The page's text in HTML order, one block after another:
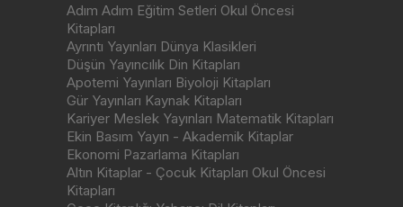
Adım Adım Eğitim Setleri Okul Öncesi
Kitapları
Ayrıntı Yayınları Dünya Klasikleri
Düşün Yayıncılık Din Kitapları
Apotemi Yayınları Biyoloji Kitapları
Gür Yayınları Kaynak Kitapları
Kariyer Meslek Yayınları Matematik Kitapları
Ekin Basım Yayın - Akademik Kitaplar
Ekonomi Pazarlama Kitapları
Altın Kitaplar - Çocuk Kitapları Okul Öncesi
Kitapları